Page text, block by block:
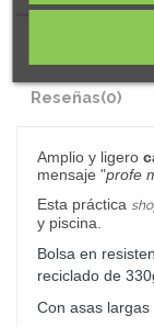
Detalles del
Reseñas(0)
Amplio y ligero
mensaje "profe
Esta práctica
y piscina.
Bolsa en
reciclado de
Con asas largas